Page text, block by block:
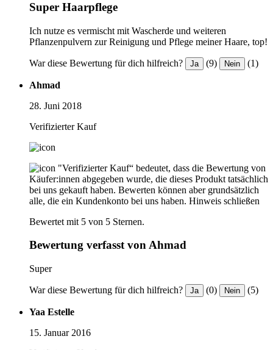
Super Haarpflege
Ich nutze es vermischt mit Wascherde und weiteren
Pflanzenpulvern zur Reinigung und Pflege meiner Haare, top!
War diese Bewertung für dich hilfreich? Ja (9) Nein (1)
Ahmad
28. Juni 2018
Verifizierter Kauf
"Verifizierter Kauf“ bedeutet, dass die Bewertung von
Käufer:innen abgegeben wurde, die dieses Produkt tatsächlich
bei uns gekauft haben. Bewerten können aber grundsätzlich
alle, die ein Kundenkonto bei uns haben. Hinweis schließen
Bewertet mit 5 von 5 Sternen.
Bewertung verfasst von Ahmad
Super
War diese Bewertung für dich hilfreich? Ja (0) Nein (5)
Yaa Estelle
15. Januar 2016